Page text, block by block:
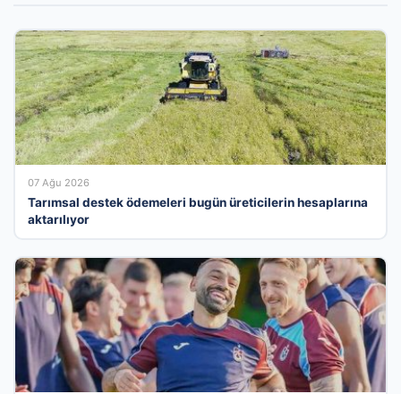
07 Ağu 2026
Tarımsal destek ödemeleri bugün üreticilerin hesaplarına
aktarılıyor